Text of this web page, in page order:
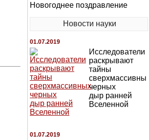
Новогоднее поздравление
Новости науки
01.07.2019
Исследователи
раскрывают
тайны
черных
дыр ранней
Вселенной
01.07.2019